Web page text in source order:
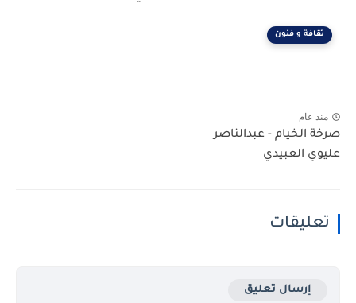
ثقافة و فنون
منذ عام
صرخة الخيام - عبدالناصر
عليوي العبيدي
تعليقات
إرسال تعليق